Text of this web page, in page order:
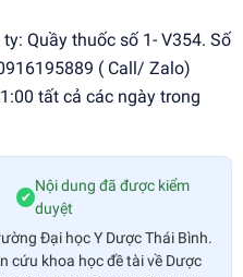
Quầy thuốc số 1- V354. Số
( Call/ Zalo)
tất cả các ngày trong
✔
Nội dung đã được kiểm
duyệt
Đại học Y Dược Thái Bình.
cứu khoa học đề tài về Dược